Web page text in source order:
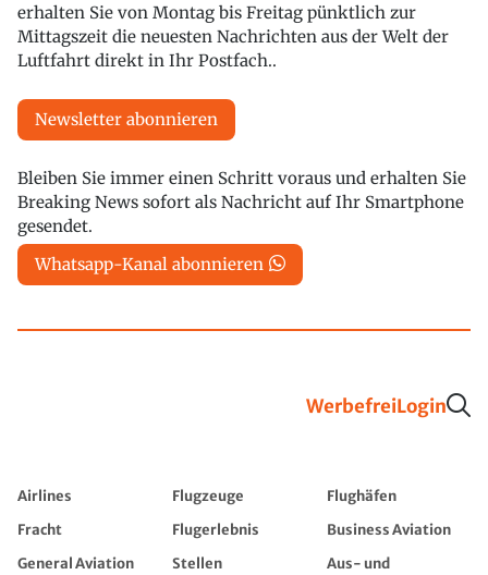
erhalten Sie von Montag bis Freitag pünktlich zur
Mittagszeit die neuesten Nachrichten aus der Welt der
Luftfahrt direkt in Ihr Postfach..
Newsletter abonnieren
Bleiben Sie immer einen Schritt voraus und erhalten Sie
Breaking News sofort als Nachricht auf Ihr Smartphone
gesendet.
Whatsapp-Kanal abonnieren
WerbefreiLogin
Airlines Flugzeuge
Flughäfen
Fracht
Flugerlebnis
Business Aviation
General Aviation
Stellen
Aus- und